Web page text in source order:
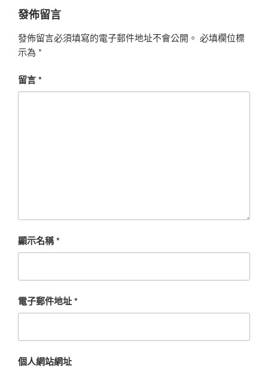
發佈留言
發佈留言必須填寫的電子郵件地址不會公開。 必填欄位標
示為 *
留言*
顯示名稱*
電子郵件地址*
個人網站網址